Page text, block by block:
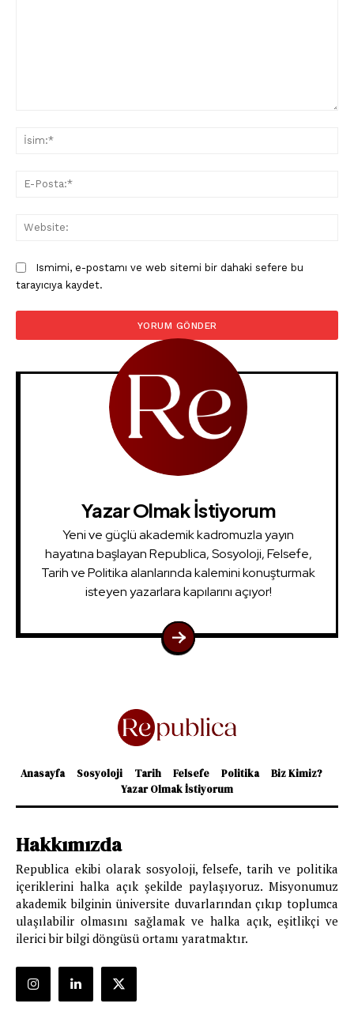
Ismimi, e-postamı ve web sitemi bir dahaki sefere bu
tarayıcıya kaydet.
Yazar Olmak İstiyorum
Yeni ve güçlü akademik kadromuzla yayın
hayatına başlayan Republica, Sosyoloji, Felsefe,
Tarih ve Politika alanlarında kalemini konuşturmak
isteyen yazarlara kapılarını açıyor!
Anasayfa Sosyoloji Tarih Felsefe Politika
Biz Kimiz?
Yazar Olmak İstiyorum
Hakkımızda
Republica ekibi olarak sosyoloji, felsefe, tarih ve politika
içeriklerini halka açık şekilde paylaşıyoruz. Misyonumuz
akademik bilginin üniversite duvarlarından çıkıp toplumca
ulaşılabilir olmasını sağlamak ve halka açık, eşitlikçi ve
ilerici bir bilgi döngüsü ortamı yaratmaktır.